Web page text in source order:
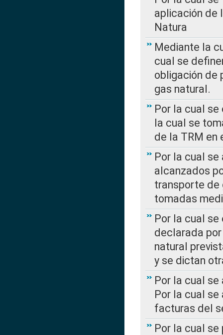
aplicación de
Natura
Mediante la
cual se
obligación de
gas natural.
Por la cual se
la cual se
de la TRM en
Por la cual
alcanzados
transporte de
tomadas
Por la cual
declarada
natural
y se dictan
Por la cual se
Por la cual
facturas del
Por la cual